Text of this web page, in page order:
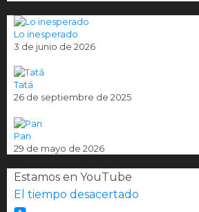
Lo inesperado
3 de junio de 2026
Tatá
26 de septiembre de 2025
Pan
29 de mayo de 2026
Estamos en YouTube
El tiempo desacertado